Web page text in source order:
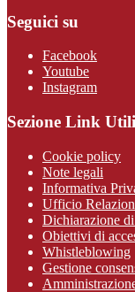
Seguici su
Facebook
Youtube
Instagram
Sezione Link Utili
Cookie policy
Note legali
Informativa
Ufficio
Dichiarazione
Obiettivi di
Whistleblowing
Gestione